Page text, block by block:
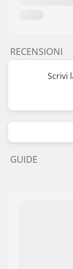
RECENSIONI
Scrivi
GUIDE